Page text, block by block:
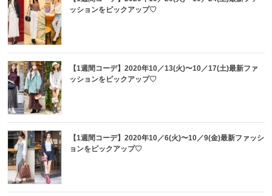
ッションをピックアップ♡
【1週間コーデ】2020年10／13(火)〜10／17(土)最新ファ
ッションをピックアップ♡
【1週間コーデ】2020年10／6(火)〜10／9(金)最新ファッシ
ョンをピックアップ♡